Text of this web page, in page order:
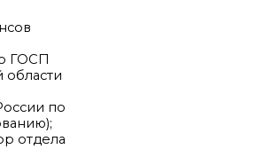
ГОСП
по
отдела